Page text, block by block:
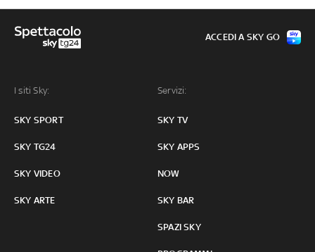
I siti Sky:
SKY SPORT
SKY TG24
SKY VIDEO
SKY ARTE
Servizi:
SKY TV
SKY APPS
NOW
SKY BAR
SPAZI SKY
ACCEDI A SKY GO